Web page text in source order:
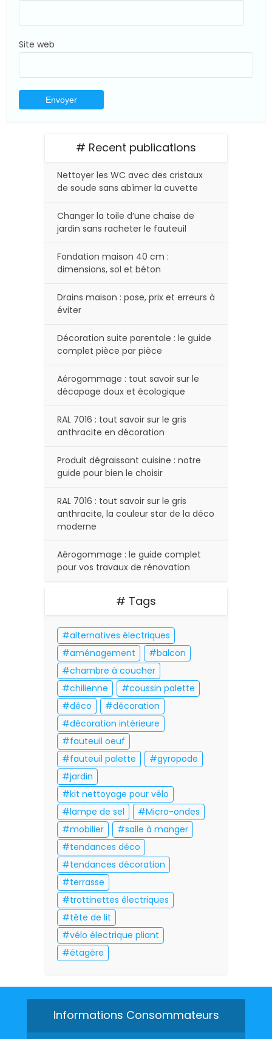
Site web
# Recent publications
Nettoyer les WC avec des cristaux
de soude sans abîmer la cuvette
Changer la toile d’une chaise de
jardin sans racheter le fauteuil
Fondation maison 40 cm :
dimensions, sol et béton
Drains maison : pose, prix et erreurs à
éviter
Décoration suite parentale : le guide
complet pièce par pièce
Aérogommage : tout savoir sur le
décapage doux et écologique
RAL 7016 : tout savoir sur le gris
anthracite en décoration
Produit dégraissant cuisine : notre
guide pour bien le choisir
RAL 7016 : tout savoir sur le gris
anthracite, la couleur star de la déco
moderne
Aérogommage : le guide complet
pour vos travaux de rénovation
# Tags
alternatives électriques
aménagement
balcon
chambre à coucher
chilienne
coussin palette
déco
décoration
décoration intérieure
fauteuil oeuf
fauteuil palette
gyropode
jardin
kit nettoyage pour vélo
lampe de sel
Micro-ondes
mobilier
salle à manger
tendances déco
tendances décoration
terrasse
trottinettes électriques
tête de lit
vélo électrique pliant
étagère
Informations Consommateurs